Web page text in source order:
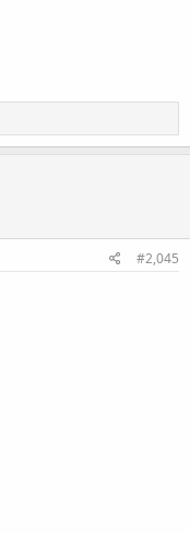
#2,045